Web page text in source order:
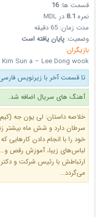
قسمت ها:16
نمره 8.1 در MDL
مدت زمان: 65 دقیقه
وضعیت:پایان یافته است
بازیگران:
Kim Sun a – Lee Dong wook
تا قسمت آخر با زیرنویس
آهنگ های سریال اضافه شد.
خلاصه داستان: لی یون جه
سرطان دارد و شش ماه بیشتر
خود را با انجام دادن کارهایی
لباس‌های زیبا، آموزش رقص
ارتباطش با رئیس شرکت و
می‌گردد…